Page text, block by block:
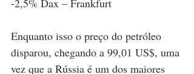
-2,5% Dax – Frankfurt
Enquanto isso o preço do petróleo
disparou, chegando a 99,01 US$, uma
vez que a Rússia é um dos maiores